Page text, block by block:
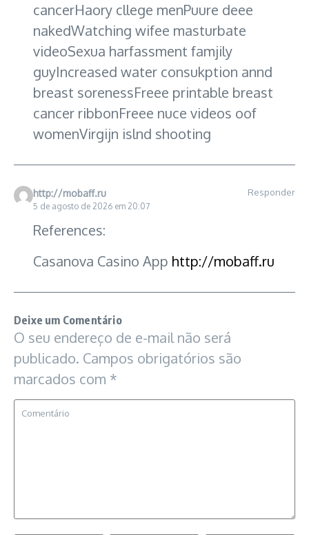
cancerHaory cllege menPuure deee
nakedWatching wifee masturbate
videoSexua harfassment famjily
guyIncreased water consukption annd
breast sorenessFreee printable breast
cancer ribbonFreee nuce videos oof
womenVirgijn islnd shooting
http://mobaff.ru
5 de agosto de 2026 em 20:07
Responder
References:
Casanova Casino App http://mobaff.ru
Deixe um Comentário
O seu endereço de e-mail não será
publicado. Campos obrigatórios são
marcados com *